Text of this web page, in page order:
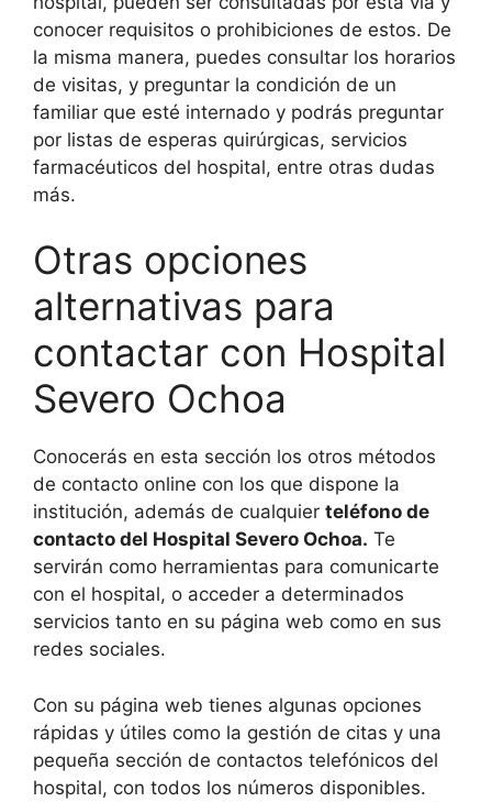
conocer requisitos o prohibiciones de estos. De
la misma manera, puedes consultar los horarios
de visitas, y preguntar la condición de un
familiar que esté internado y podrás preguntar
por listas de esperas quirúrgicas, servicios
farmacéuticos del hospital, entre otras dudas
más.
Otras opciones
alternativas para
contactar con Hospital
Severo Ochoa
Conocerás en esta sección los otros métodos
de contacto online con los que dispone la
institución, además de cualquier teléfono de
contacto del Hospital Severo Ochoa. Te
servirán como herramientas para comunicarte
con el hospital, o acceder a determinados
servicios tanto en su página web como en sus
redes sociales.
Con su página web tienes algunas opciones
rápidas y útiles como la gestión de citas y una
pequeña sección de contactos telefónicos del
hospital, con todos los números disponibles.